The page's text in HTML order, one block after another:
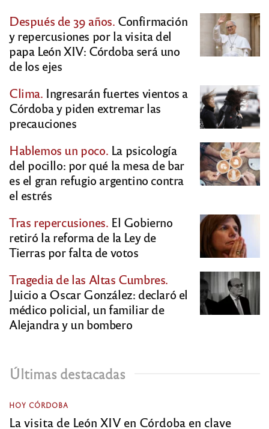
Después de 39 años. Confirmación
y repercusiones por la visita del
papa León XIV: Córdoba será uno
de los ejes
Clima. Ingresarán fuertes vientos a
Córdoba y piden extremar las
precauciones
Hablemos un poco. La psicología
del pocillo: por qué la mesa de bar
es el gran refugio argentino contra
el estrés
Tras repercusiones. El Gobierno
retiró la reforma de la Ley de
Tierras por falta de votos
Tragedia de las Altas Cumbres.
Juicio a Oscar González: declaró el
médico policial, un familiar de
Alejandra y un bombero
Últimas destacadas
HOY CÓRDOBA
La visita de León XIV en Córdoba en clave